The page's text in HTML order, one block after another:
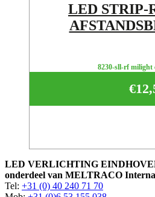
LED STRIP-
8230-sll-rf milight
€
LED VERLICHTING
onderdeel van MELTRACO
Tel: +31 (0) 40 240 71 70